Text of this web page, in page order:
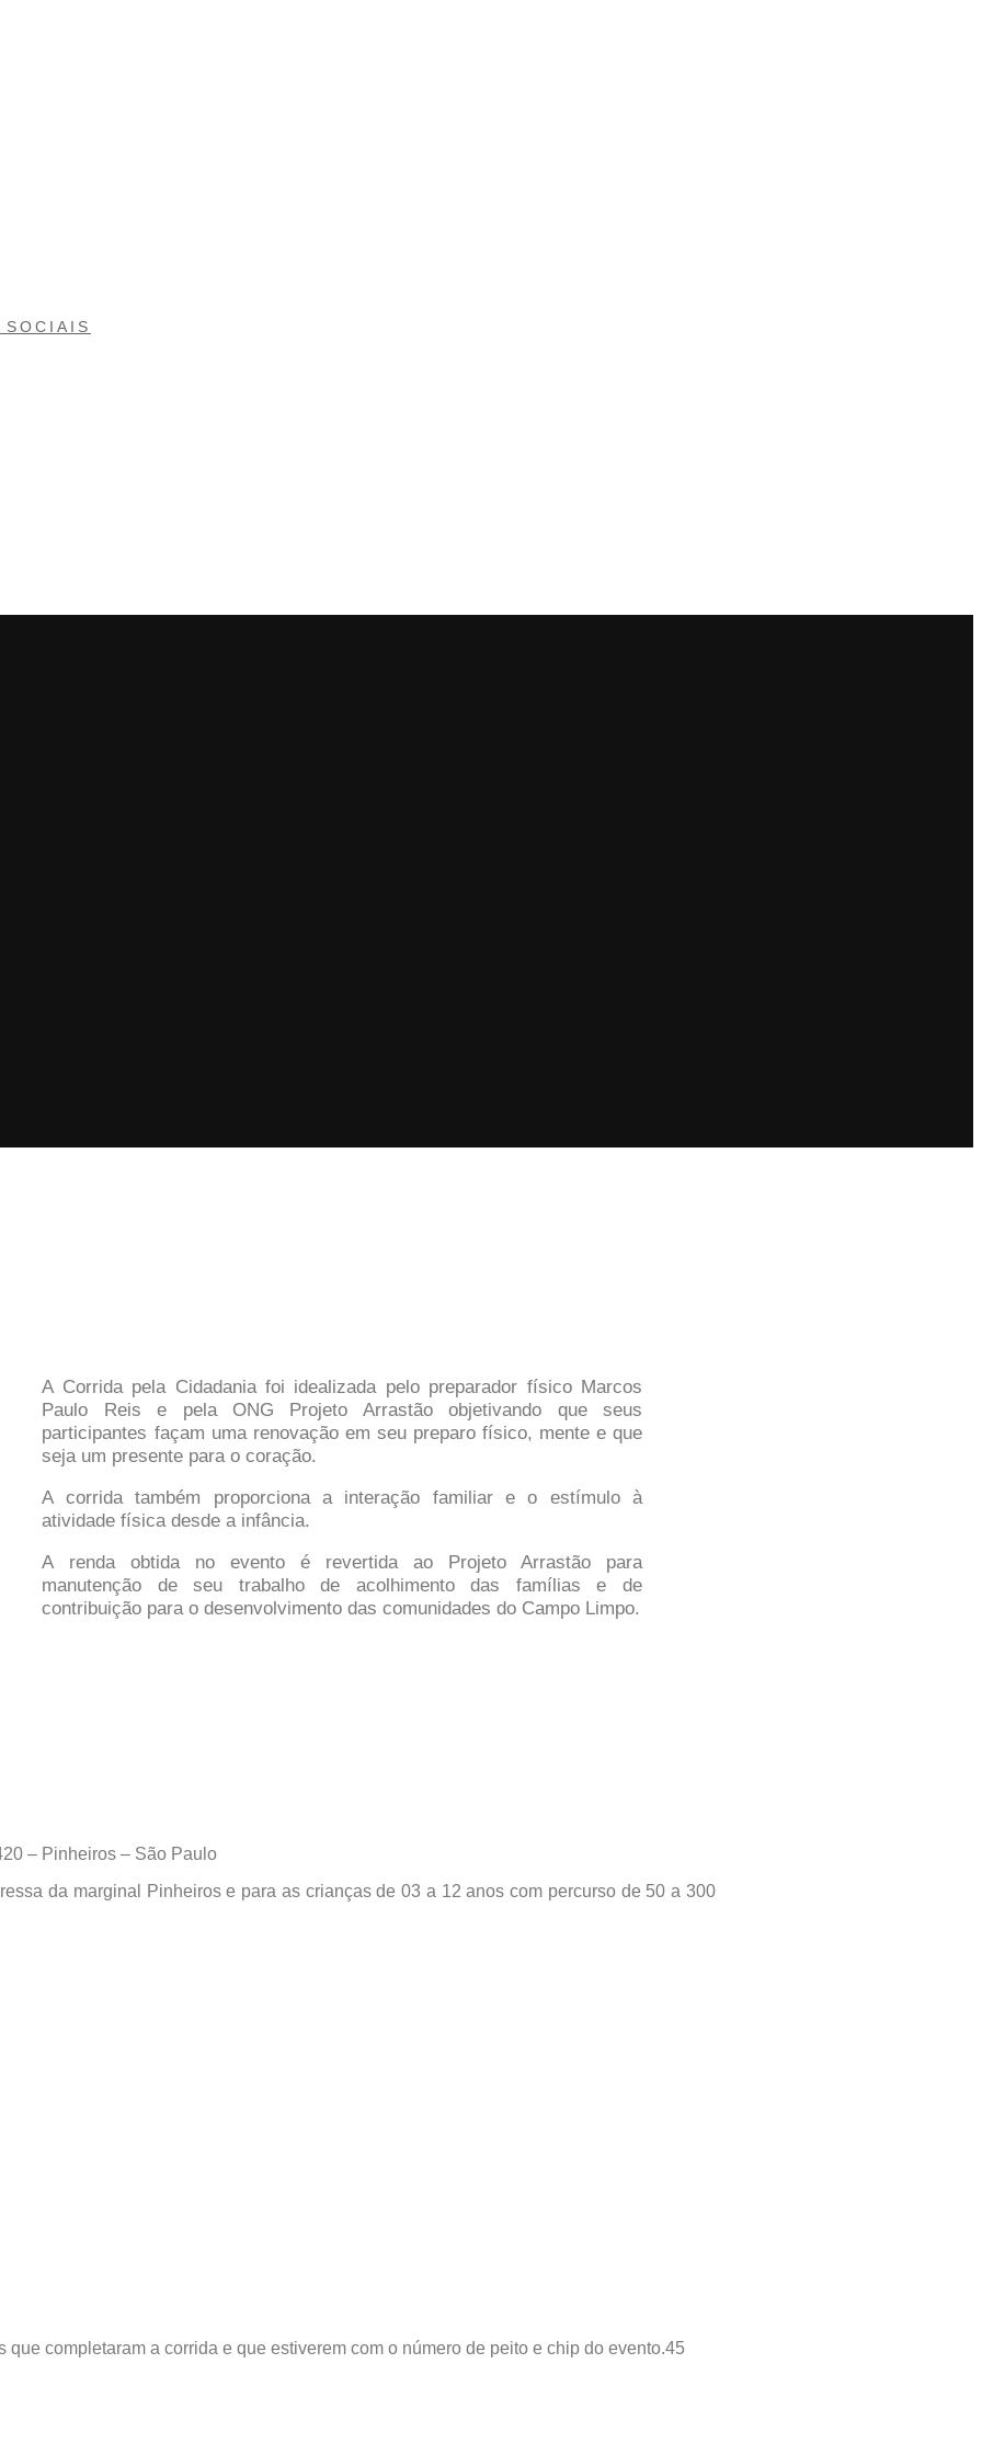
SOCIAIS
A Corrida pela Cidadania foi idealizada pelo preparador físico Marcos
Paulo Reis e pela ONG Projeto Arrastão objetivando que seus
participantes façam uma renovação em seu preparo físico, mente e que
seja um presente para o coração.
A corrida também proporciona a interação familiar e o estímulo à
atividade física desde a infância.
A renda obtida no evento é revertida ao Projeto Arrastão para
manutenção de seu trabalho de acolhimento das famílias e de
contribuição para o desenvolvimento das comunidades do Campo Limpo.
– Pinheiros – São Paulo
da marginal Pinheiros e para as crianças de 03 a 12 anos com percurso de 50 a 300
completaram a corrida e que estiverem com o número de peito e chip do evento.45